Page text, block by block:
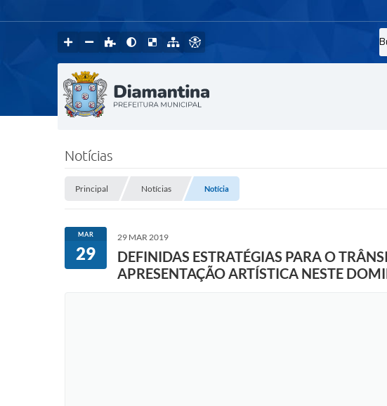
Notícias
Principal Notícias Notícia
MAR
29
29 MAR 2019
DEFINIDAS ESTRATÉGIAS PARA O
APRESENTAÇÃO ARTÍSTICA NESTE